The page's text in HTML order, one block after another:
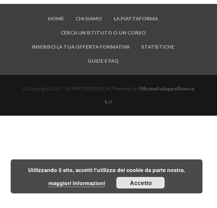
HOME CHI SIAMO LA PIATTAFORMA
CERCA UN ISTITUTO O UN CORSO
INSERISCI LA TUA OFFERTA FORMATIVA STATISTICHE
GUIDE E FAQ
© Copyright 2017 - REPERTORIOMODA | Powered by OfficineSviluppoRicerca
S.r.l
Utilizzando il sito, accetti l'utilizzo dei cookie da parte nostra.
maggiori informazioni
Accetto